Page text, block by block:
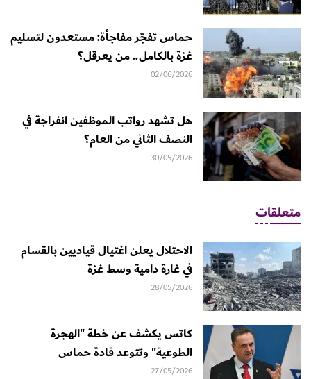
حماس تفجّر مفاجأة: مستعدون لتسليم
غزة بالكامل.. من يعرقل؟
02/06/2026
هل تشهد رواتب الموظفين انفراجة في
النصف الثاني من العام؟
30/05/2026
متعلقات
الاحتلال يعلن اغتيال قياديين بالقسام
في غارة دامية وسط غزة
28/05/2026
كاتس يكشف عن خطة "الهجرة
الطوعية" وتتوعد قادة حماس
27/05/2026